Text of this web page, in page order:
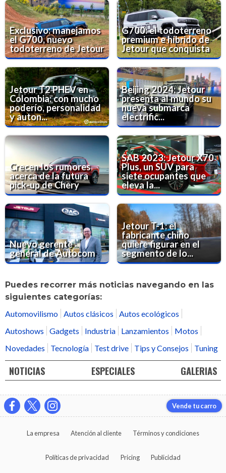
Exclusivo: manejamos
el G700, nuevo
todoterreno de Jetour
G700: el todoterreno
premium e híbrido de
Jetour que conquista
Jetour T2 PHEV en
Colombia: con mucho
poderío, personalidad
y auton...
Beijing 2024: Jetour
presenta al mundo su
nueva submarca
electrific...
Crecen los rumores
acerca de la futura
pick-up de Chery
SAB 2023: Jetour X70
Plus, un SUV para
siete ocupantes que
eleva la...
Nuevo gerente
general de Autocom
Jetour T-1: el
fabricante chino
quiere figurar en el
segmento de lo...
Puedes recorrer más noticias navegando en las
siguientes categorías:
Automovilismo Autos clásicos
Autos ecológicos
Autoshows
Gadgets Industria Lanzamientos
Motos
Novedades
Tecnología Test drive Tips y Consejos Tuning
NOTICIAS ESPECIALES GALERIAS
Vende tu carro
La empresa Atención al cliente Términos y condiciones
Políticas de privacidad Pricing Publicidad